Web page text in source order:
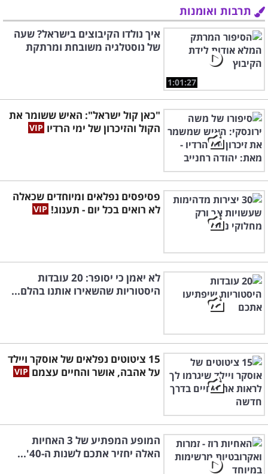
תרבות ואומנות
1:01:27
איך נולדו הקיבוצים בישראל? שעה
של נוסטלגיה משובחת ומרתקת
"כאן קול ישראל": האיש ששומר את
הקול והזיכרון של ימי הרדיו
פסיפסים נפלאים ומיוחדים שכאלה
לא רואים בכל יום - תענוג!
לא יאמן כי יסופר: 20 עובדות
היסטוריות שהשאירו אותנו בהלם...
15 ציטוטים נפלאים של אוסקר ויילד
על אהבה, אושר והחיים עצמם
המופע המפתיע של 3 האחיות
האלה יחזיר אתכם לשנות ה-40'...